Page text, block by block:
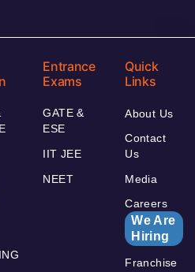
Entrance
Exams
GATE &
ESE
IIT JEE
NEET
Quick
Links
About Us
Contact
Us
Media
Careers
We Are
Hiring
Franchise